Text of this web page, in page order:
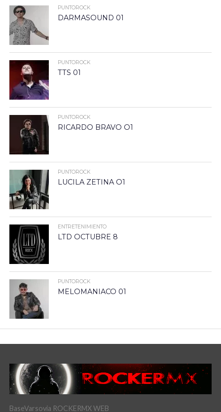
PUNTOROCK
DARMASOUND 01
PUNTOROCK
TTS 01
PUNTOROCK
RICARDO BRAVO O1
PUNTOROCK
LUCILA ZETINA O1
ENTRETENIMIENTO
LTD OCTUBRE 8
PUNTOROCK
MELOMANIACO 01
BaseVarsovia ROCKERMX WEB